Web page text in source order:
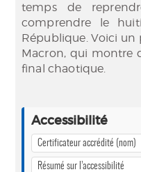
temps de
comprendre le
République. Voici
Macron, qui montre
final chaotique.
Accessibilité
Certificateur accrédité (nom)
Résumé sur l’accessibilité